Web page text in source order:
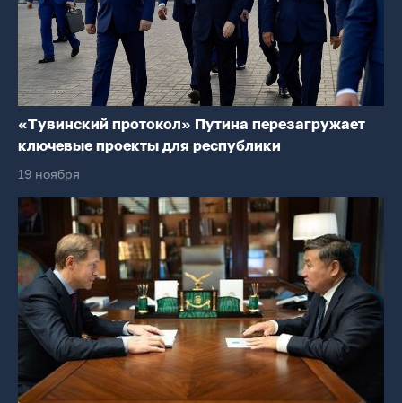
«Тувинский протокол» Путина перезагружает
ключевые проекты для республики
19 ноября